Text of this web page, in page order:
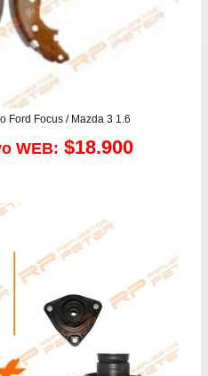
Ford Focus / Mazda 3 1.6
WEB: $18.900